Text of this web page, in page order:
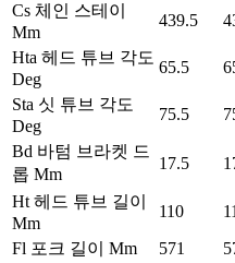
Cs 체인 스테이
Mm
439.5
Hta 헤드 튜브 각도
Deg
65.5
Sta 싯 튜브 각도
Deg
75.5
Bd 바텀 브라켓 드
롭 Mm
17.5
Ht 헤드 튜브 길이
Mm
110
Fl 포크 길이 Mm
571